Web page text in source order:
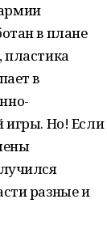
в плане
пластика
в
игры. Но! Если
разные и